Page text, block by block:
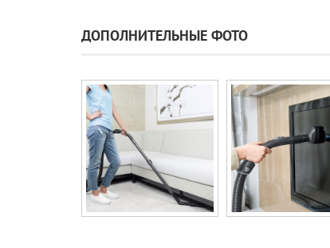
ДОПОЛНИТЕЛЬНЫЕ ФОТО